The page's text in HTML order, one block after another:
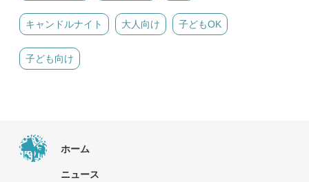
キャンドルナイト 大人向け 子どもOK
子ども向け
ホーム
ニュース